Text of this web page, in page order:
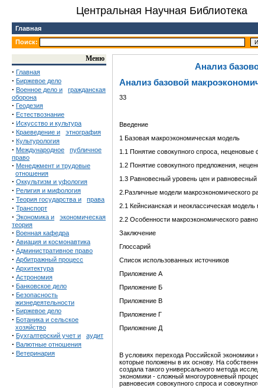
Центральная Научная Библиотека
Главная
Поиск:
Меню
· Главная
· Биржевое дело
· Военное дело и
гражданская
оборона
· Геодезия
· Естествознание
· Искусство и культура
· Краеведение и этнография
· Культурология
· Международное
публичное
право
· Менеджмент и трудовые
отношения
· Оккультизм и уфология
· Религия и мифология
· Теория государства и права
· Транспорт
· Экономика и
экономическая
теория
· Военная кафедра
· Авиация и космонавтика
· Административное право
· Арбитражный процесс
· Архитектура
· Астрономия
· Банковское дело
· Безопасность
жизнедеятельности
· Биржевое дело
· Ботаника и сельское
хозяйство
· Бухгалтерский учет и аудит
· Валютные отношения
· Ветеринария
Анализ
Анализ базовой
33
Введение
1 Базовая макроэкономическая модель
1.1 Понятие совокупного спроса, неценовые
1.2 Понятие совокупного предложения,
1.3 Равновесный уровень цен и
2.Различные модели макроэкономического
2.1 Кейнсианская и неоклассическая
2.2 Особенности макроэкономического
Заключение
Глоссарий
Список использованных источников
Приложение А
Приложение Б
Приложение В
Приложение Г
Приложение Д
В условиях перехода Российской
которые положены в их основу. На
создала такого универсального метода
экономики - сложный многоуровневый
равновесия совокупного спроса и